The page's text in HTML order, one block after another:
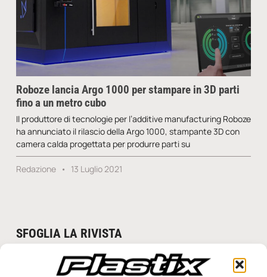
Roboze lancia Argo 1000 per stampare in 3D parti
fino a un metro cubo
Il produttore di tecnologie per l’additive manufacturing Roboze
ha annunciato il rilascio della Argo 1000, stampante 3D con
camera calda progettata per produrre parti su
Redazione 13 Luglio 2021
SFOGLIA LA RIVISTA